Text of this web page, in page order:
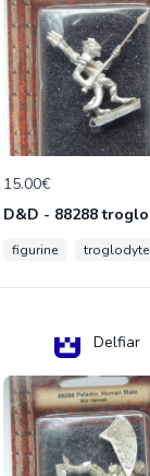
15.00€
figurine troglodyte
Delfiar